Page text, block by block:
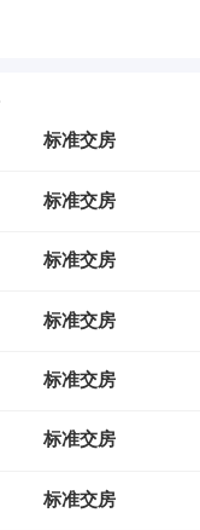
标准交房
标准交房
标准交房
标准交房
标准交房
标准交房
标准交房